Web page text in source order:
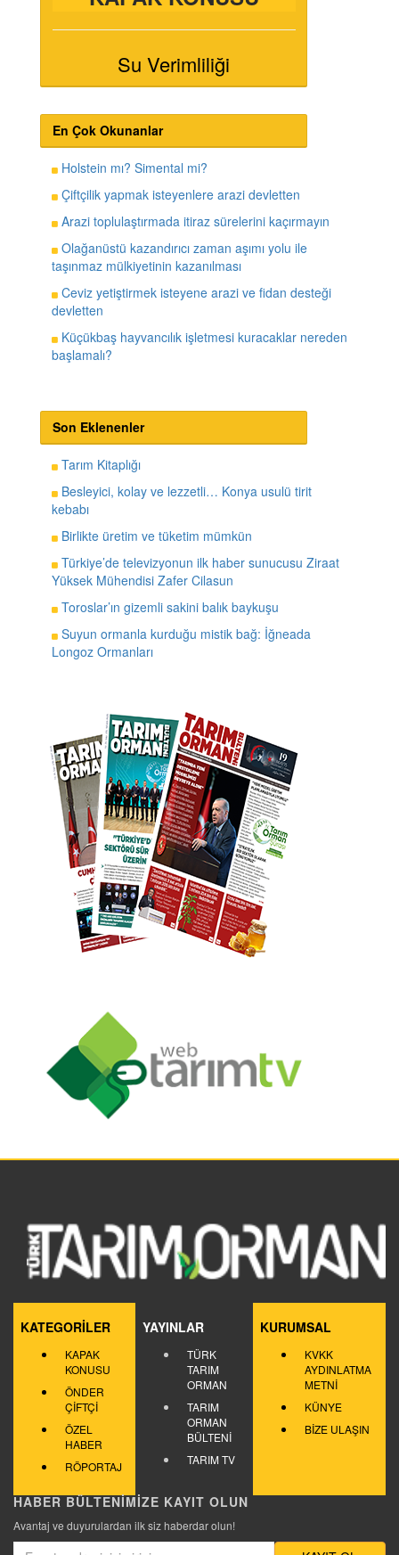
Su Verimliliği
En Çok Okunanlar
Holstein mı? Simental mi?
Çiftçilik yapmak isteyenlere arazi devletten
Arazi toplulaştırmada itiraz sürelerini kaçırmayın
Olağanüstü kazandırıcı zaman aşımı yolu ile
taşınmaz mülkiyetinin kazanılması
Ceviz yetiştirmek isteyene arazi ve fidan desteği
devletten
Küçükbaş hayvancılık işletmesi kuracaklar nereden
başlamalı?
Son Eklenenler
Tarım Kitaplığı
Besleyici, kolay ve lezzetli… Konya usulü tirit
kebabı
Birlikte üretim ve tüketim mümkün
Türkiye’de televizyonun ilk haber sunucusu Ziraat
Yüksek Mühendisi Zafer Cilasun
Toroslar’ın gizemli sakini balık baykuşu
Suyun ormanla kurduğu mistik bağ: İğneada
Longoz Ormanları
KATEGORİLER
KAPAK
KONUSU
ÖNDER
ÇİFTÇİ
ÖZEL
HABER
RÖPORTAJ
YAYINLAR
TÜRK
TARIM
ORMAN
TARIM
ORMAN
BÜLTENİ
TARIM TV
KURUMSAL
KVKK
AYDINLATMA
METNİ
KÜNYE
BİZE ULAŞIN
HABER BÜLTENİMİZE KAYIT OLUN
Avantaj ve duyurulardan ilk siz haberdar olun!